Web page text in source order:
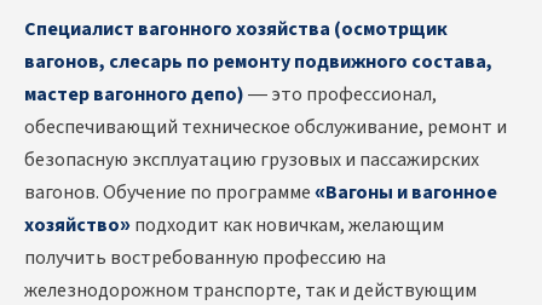
Специалист вагонного хозяйства (осмотрщик
вагонов, слесарь по ремонту подвижного состава,
мастер вагонного депо)— это профессионал,
обеспечивающий техническое обслуживание, ремонт и
безопасную эксплуатацию грузовых и пассажирских
вагонов. Обучение по программе«Вагоны и вагонное
хозяйство»подходит как новичкам, желающим
получить востребованную профессию на
железнодорожном транспорте, так и действующим